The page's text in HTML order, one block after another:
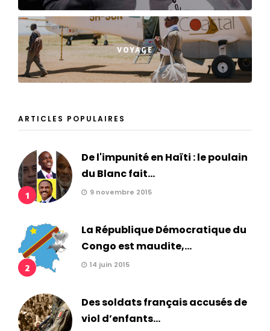
VOYAGE
ARTICLES POPULAIRES
1
De l'impunité en Haïti : le poulain
du Blanc fait...
9 novembre 2015
2
La République Démocratique du
Congo est maudite,...
14 juin 2015
Des soldats français accusés de
viol d’enfants...